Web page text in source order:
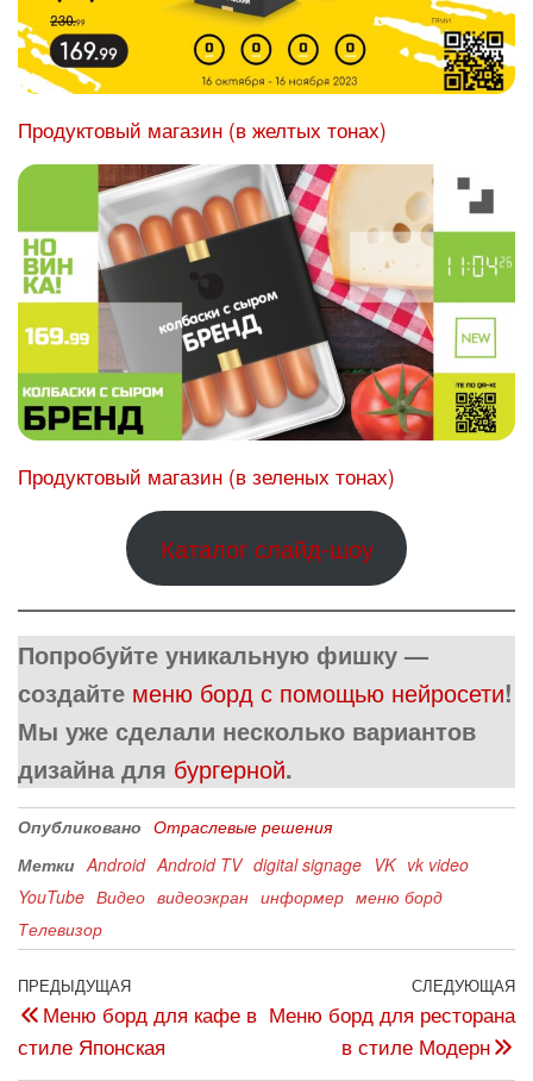
Продуктовый магазин (в желтых тонах)
Продуктовый магазин (в зеленых тонах)
Каталог слайд-шоу
Попробуйте уникальную фишку —
создайте меню борд с помощью нейросети!
Мы уже сделали несколько вариантов
дизайна для бургерной.
Опубликовано Отраслевые решения
Метки Android Android TV digital signage VK vk video
YouTube Видео видеоэкран информер меню борд
Телевизор
ПРЕДЫДУЩАЯ
Меню борд для кафе в
стиле Японская
СЛЕДУЮЩАЯ
Меню борд для ресторана
в стиле Модерн